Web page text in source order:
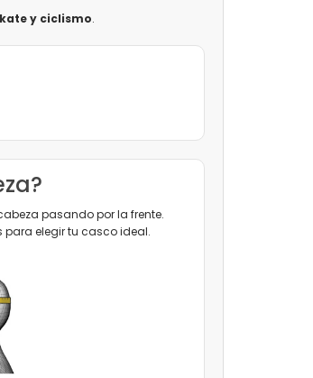
y ciclismo.
pasando por la frente.
elegir tu casco ideal.